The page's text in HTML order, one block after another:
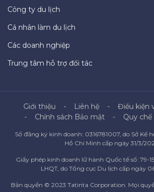
Công ty du lịch
Cá nhân làm du lịch
Các doanh nghiệp
Trung tâm hỗ trợ đối tác
Giới thiệu Liên hệ
Điều kiện
Chính sách Bảo mật
Quy
Số đăng ký kinh doanh: 0316781007, do Sở Kế
Hồ Chí Minh cấp ngày 31/3/
Giấy phép kinh doanh lữ hành Quốc tế số: 79-
LHQT, do Tổng cục Du lịch cấp ngày
Bản quyền © 2023 Tatinta Corporation. Mọi